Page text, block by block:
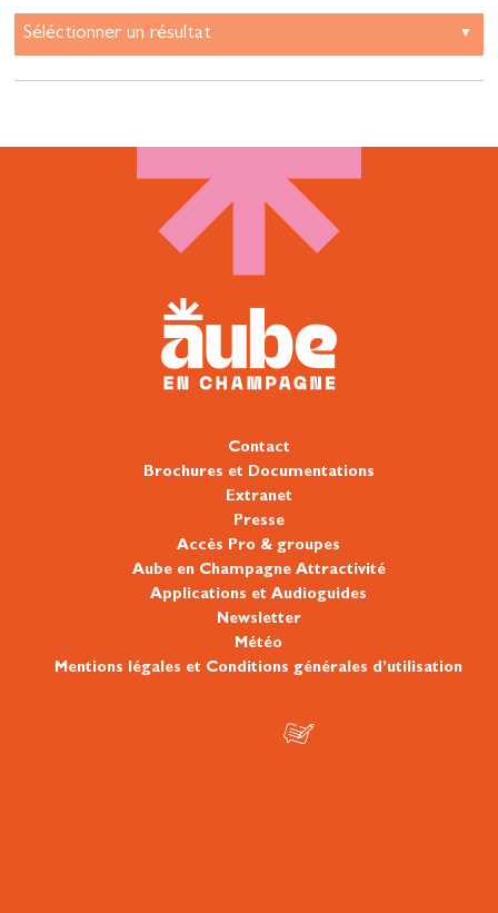
Contact
Brochures et Documentations
Extranet
Presse
Accès Pro & groupes
Aube en Champagne Attractivité
Applications et Audioguides
Newsletter
Météo
Mentions légales et Conditions générales d’utilisation